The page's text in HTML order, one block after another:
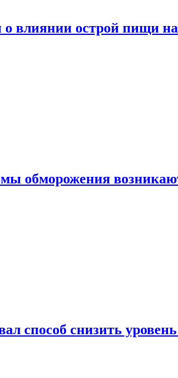
о влиянии острой пищи
обморожения
способ снизить